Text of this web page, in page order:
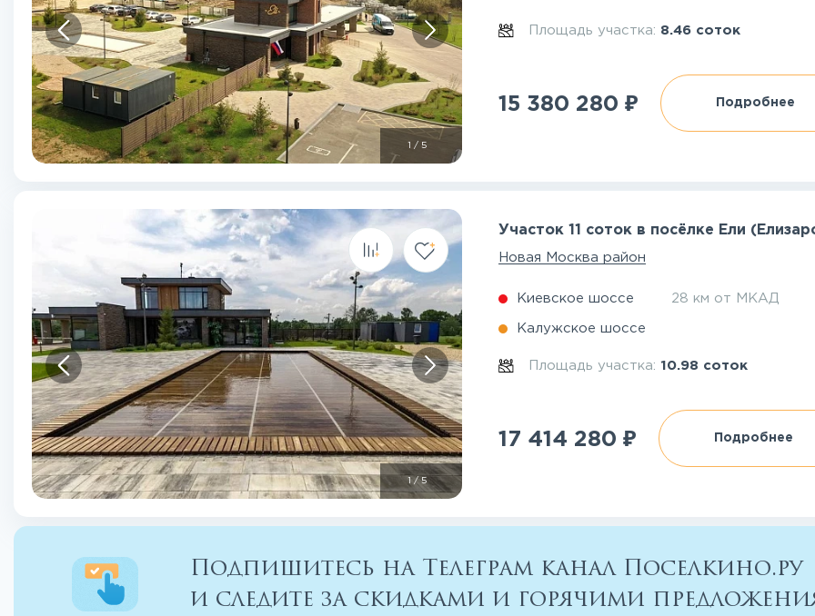
/5
Площадь участка: 8.46 соток
15 380 280 ₽ Подробнее
1/5
Участок 11 соток в посёлке Ели
Новая Москва район
Киевское шоссе 28 км от МКАД
Калужское шоссе
Площадь участка:10.98 соток
17 414 280 ₽ Подробнее
Подпишитесь на Телеграм канал Поселкино.ру
и следите за скидками и горячими